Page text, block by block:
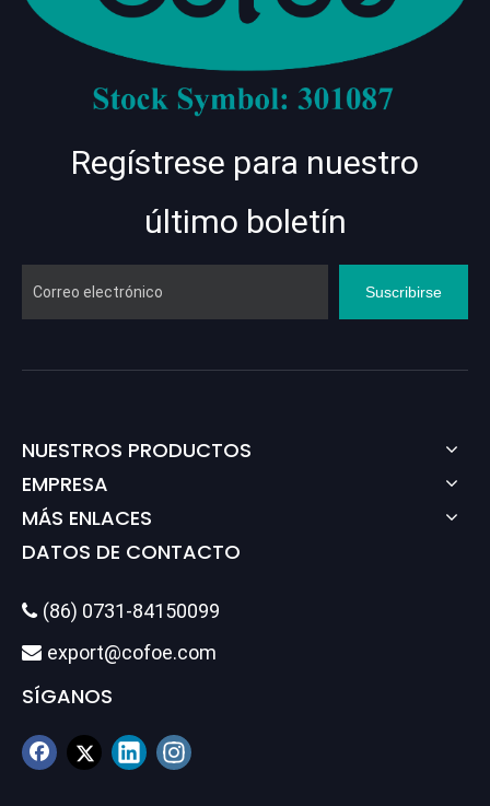
Regístrese para nuestro
último boletín
Suscribirse
NUESTROS PRODUCTOS
EMPRESA
MÁS ENLACES
DATOS DE CONTACTO
 (86) 0731-84150099
 export@cofoe.com
SÍGANOS